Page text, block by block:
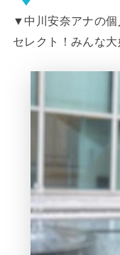
▼中川安奈アナの個
セレクト！みんな大